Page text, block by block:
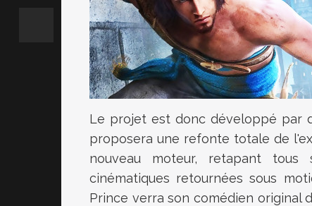
Le projet est donc développé par
proposera une refonte totale de
nouveau moteur, retapant
cinématiques retournées sous
Prince verra son comédien original